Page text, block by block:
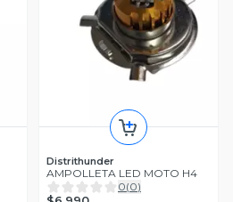
Distrithunder
AMPOLLETA LED MOTO H4
0(0)